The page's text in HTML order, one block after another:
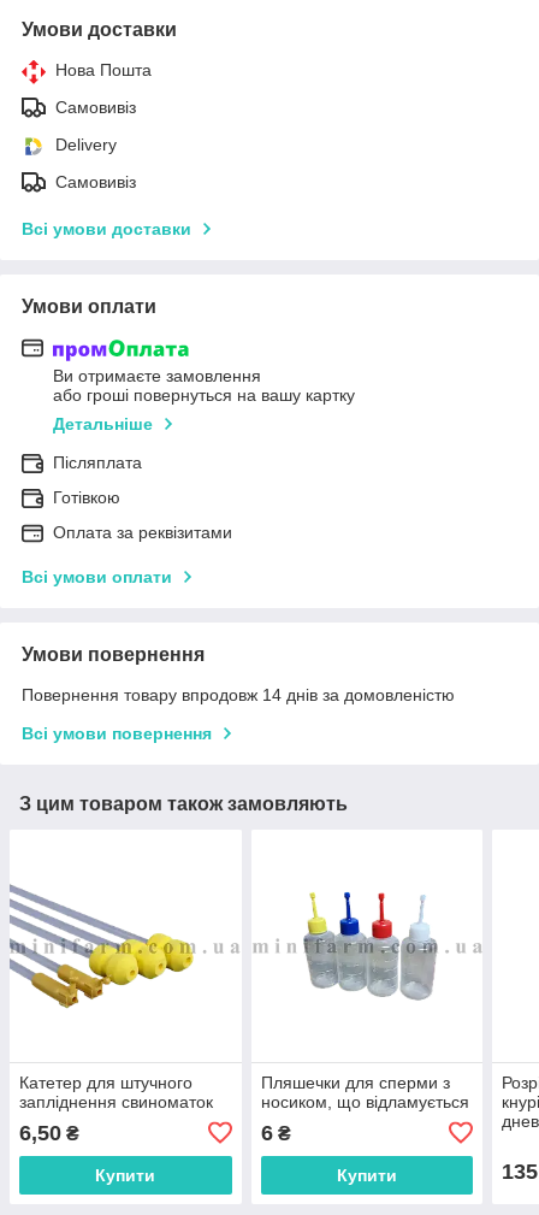
Умови доставки
Нова Пошта
Самовивіз
Delivery
Самовивіз
Всі умови доставки
Умови оплати
Ви отримаєте замовлення
або гроші повернуться на вашу картку
Детальніше
Післяплата
Готівкою
Оплата за реквізитами
Всі умови оплати
Умови повернення
Повернення товару впродовж 14 днів за домовленістю
Всі умови повернення
З цим товаром також замовляють
Катетер для штучного
запліднення свиноматок
6,50 ₴
Купити
Пляшечки для сперми з
носиком, що відламується
6₴
Купити 135